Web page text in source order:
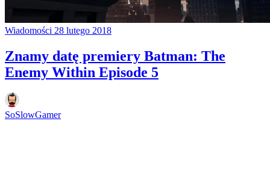
Wiadomości 28 lutego 2018
Znamy datę premiery Batman: The
Enemy Within Episode 5
SoSlowGamer